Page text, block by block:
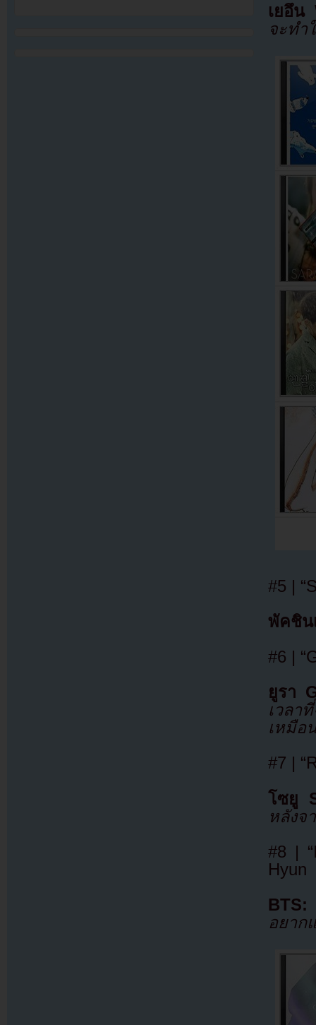
เยอึน
จะทำ
#5 |
พัคชิน
#6 |
ยูรา
เวล
เหมือ
#7 |
โซยู
หลังจ
#8 |
Hyun
BTS:
อยาก